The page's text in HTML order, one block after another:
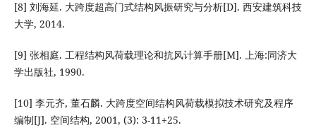
[8] 刘海延. 大跨度超高门式结构风振研究与分析[D]. 西安建筑科技
大学, 2014.
[9] 张相庭. 工程结构风荷载理论和抗风计算手册[M]. 上海:同济大
学出版社, 1990.
[10] 李元齐, 董石麟. 大跨度空间结构风荷载模拟技术研究及程序
编制[J]. 空间结构, 2001, (3): 3-11+25.